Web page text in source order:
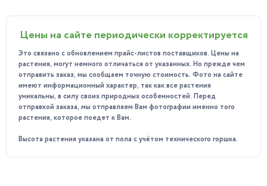
Цены на сайте периодически корректируется
Это связано с обновлением прайс-листов поставщиков. Цены на
растения, могут немного отличаться от указанных. Но прежде чем
отправить заказ, мы сообщаем точную стоимость. Фото на сайте
имеют информационный характер, так как все растения
уникальны, в силу своих природных особенностей. Перед
отправкой заказа, мы отправляем Вам фотографии именно того
растения, которое поедет к Вам.
Высота растения указана от пола с учётом технического горшка.